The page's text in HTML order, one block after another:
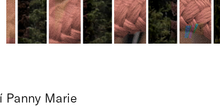
Panny Marie